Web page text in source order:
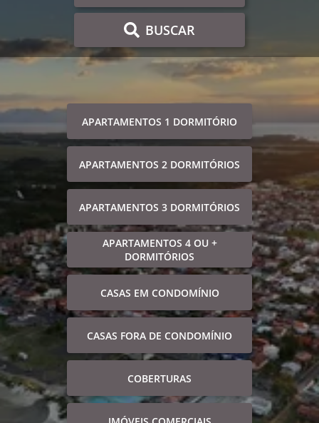
BUSCAR
APARTAMENTOS 1 DORMITÓRIO
APARTAMENTOS 2 DORMITÓRIOS
APARTAMENTOS 3 DORMITÓRIOS
APARTAMENTOS 4 OU +
DORMITÓRIOS
CASAS EM CONDOMÍNIO
CASAS FORA DE CONDOMÍNIO
COBERTURAS